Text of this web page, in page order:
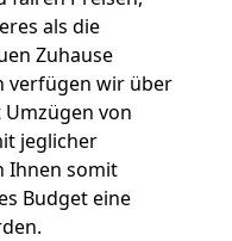
als die
Zuhause
verfügen wir über
von
jeglicher
Ihnen somit
Budget eine